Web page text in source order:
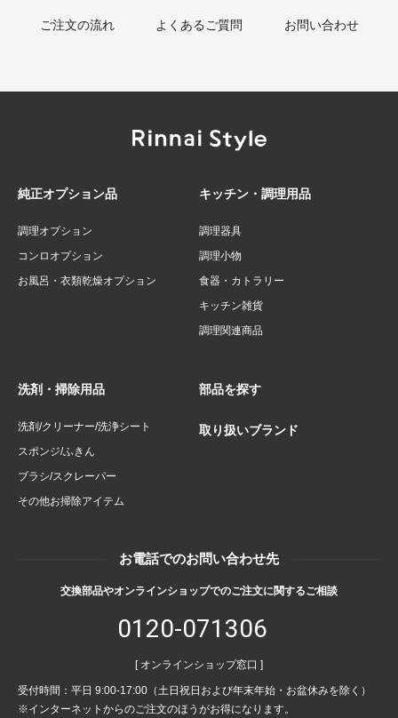
ご注文の流れ よくあるご質問 お問い合わせ
純正オプション品
調理オプション
コンロオプション
お風呂・衣類乾燥オプション
キッチン・調理用品
調理器具
調理小物
食器・カトラリー
キッチン雑貨
調理関連商品
洗剤・掃除用品
洗剤/クリーナー/洗浄シート
スポンジ/ふきん
ブラシ/スクレーパー
その他お掃除アイテム
部品を探す
取り扱いブランド
お電話でのお問い合わせ先
交換部品やオンラインショップでのご注文に関するご相談
0120-071306
[ オンラインショップ窓口 ]
受付時間：平日 9:00-17:00（土日祝日および年末年始・お盆休みを除く）
※インターネットからのご注文のほうがお得になります。